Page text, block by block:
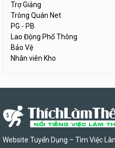
Trợ Giảng
Trông Quán Net
PG - PB
Lao Động Phổ Thông
Bảo Vệ
Nhân viên Kho
Website Tuyển Dụng – Tìm Việc